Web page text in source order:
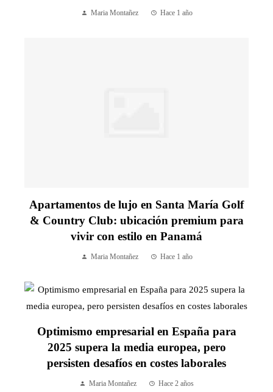
Maria Montañez Hace 1 año
Apartamentos de lujo en Santa María Golf
& Country Club: ubicación premium para
vivir con estilo en Panamá
Maria Montañez Hace 1 año
Optimismo empresarial en España para
2025 supera la media europea, pero
persisten desafíos en costes laborales
Maria Montañez Hace 2 años